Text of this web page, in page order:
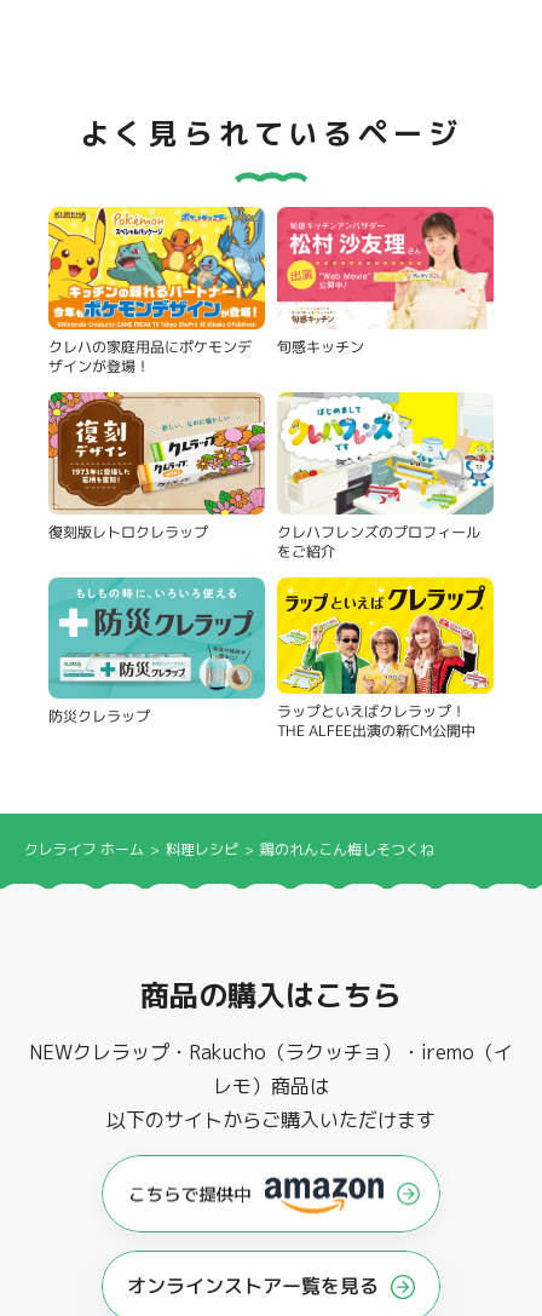
よく見られているページ
クレハの家庭用品にポケモンデ
ザインが登場！
旬感キッチン
復刻版レトロクレラップ クレハフレンズのプロフィール
をご紹介
防災クレラップ ラップといえばクレラップ！
THE ALFEE出演の新CM公開中
クレライフ ホーム 料理レシピ 鶏のれんこん梅しそつくね
商品の購入はこちら
NEWクレラップ・Rakucho（ラクッチョ）・iremo（イ
レモ）商品は
以下のサイトからご購入いただけます
オンラインストアー覧を見る